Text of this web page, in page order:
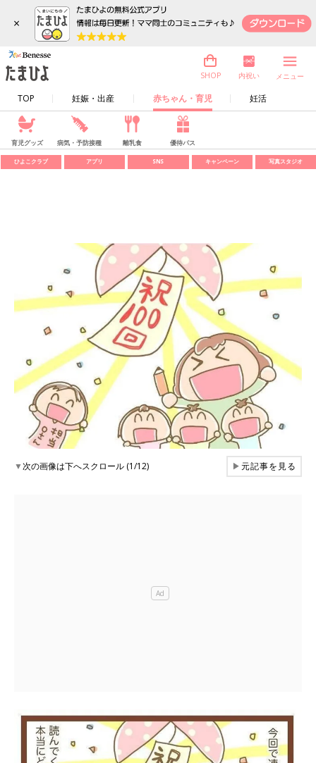
×
TOP 妊娠・出産 赤ちゃん・育児 妊活
SHOP 内祝い メニュー
育児グッズ 病気・予防接種 離乳食 優待パス
ひよこクラブ アプリ SNS キャンペーン 写真スタジオ
▼次の画像は下へスクロール (1/12) ▶元記事を見る